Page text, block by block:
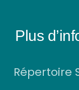
Plus
Répertoire